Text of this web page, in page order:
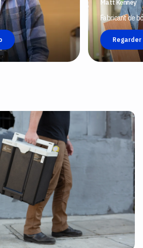
Matt Kenney
Fabricant de